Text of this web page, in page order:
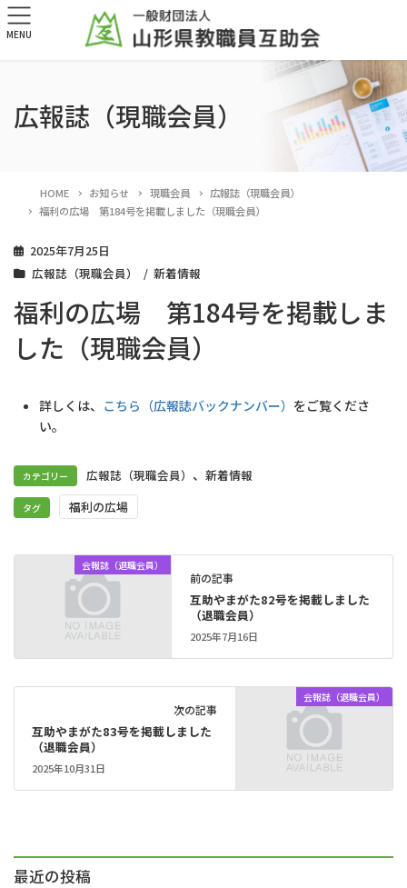
広報誌（現職会員）
HOME お知らせ 現職会員
広報誌（現職会員）
福利の広場 第184号を掲載しました（現職会員）
2025年7月25日
広報誌（現職会員）
新着情報
福利の広場 第184号を掲載しま
した（現職会員）
詳しくは、 こちら（広報誌バックナンバー） をご覧くださ
い。
カテゴリー 広報誌（現職会員） 、 新着情報
タグ 福利の広場
会報誌（退職会員）
前の記事
互助やまがた82号を掲載しました
（退職会員）
2025年7月16日
会報誌（退職会員）
次の記事
互助やまがた83号を掲載しました
（退職会員）
2025年10月31日
最近の投稿
MENU